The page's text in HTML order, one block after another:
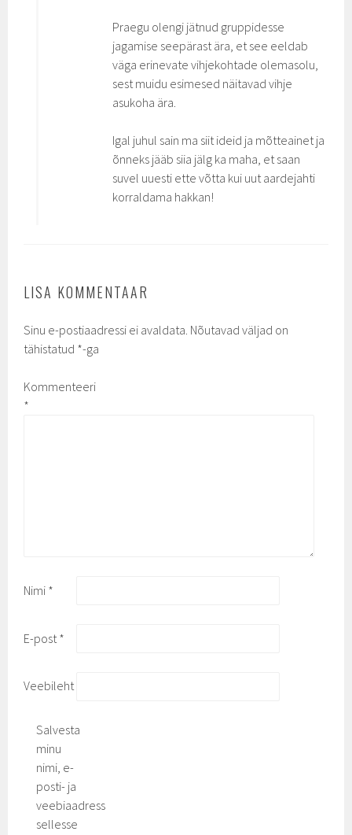
Praegu olengi jätnud gruppidesse
jagamise seepärast ära, et see eeldab
väga erinevate vihjekohtade olemasolu,
sest muidu esimesed näitavad vihje
asukoha ära.
Igal juhul sain ma siit ideid ja mõtteainet ja
õnneks jääb siia jälg ka maha, et saan
suvel uuesti ette võtta kui uut aardejahti
korraldama hakkan!
LISA KOMMENTAAR
Sinu e-postiaadressi ei avaldata. Nõutavad väljad on
tähistatud *-ga
Kommenteeri
*
Nimi *
E-post *
Veebileht
Salvesta
minu
nimi, e-
posti- ja
veebiaadress
sellesse